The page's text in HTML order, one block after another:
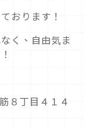
おります！
く、自由気ま
８丁目４１４